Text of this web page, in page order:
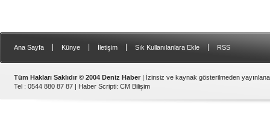
Ana Sayfa Künye İletişim Sık Kullanılanlara Ekle RSS
Tüm Hakları Saklıdır © 2004 Deniz Haber | İzinsiz ve kaynak gösterilmeden
Tel : 0544 880 87 87 | Haber Scripti: CM Bilişim